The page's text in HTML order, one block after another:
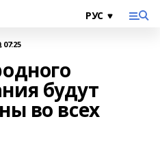
07:25
будут
во всех